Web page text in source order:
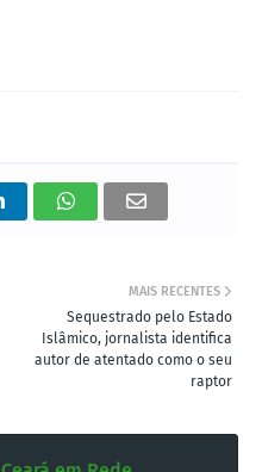
MAIS RECENTES
Sequestrado pelo Estado
Islâmico, jornalista identifica
autor de atentado como o seu
raptor